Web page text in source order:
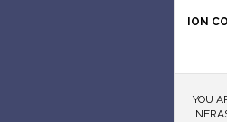
ION
YOU